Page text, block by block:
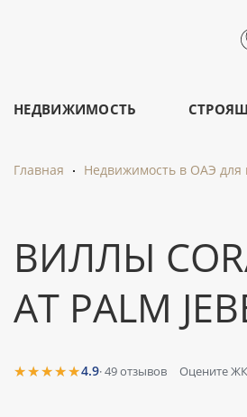
НЕДВИЖИМОСТЬ
Главная Недвижимость в ОАЭ для
ВИЛЛЫ
AT PALM
★★★★★4.9·49отзывов Оцените